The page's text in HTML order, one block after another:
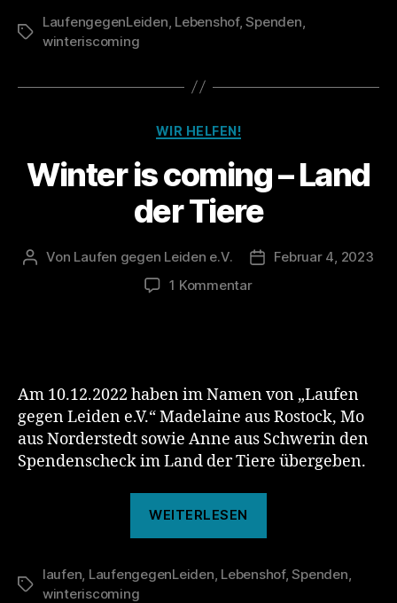
–
Schlagwörter
LaufengegenLeiden, Lebenshof,Spenden,
winteriscoming
Kategorien
WIR HELFEN!
Winter is coming – Land
der Tiere
Beitragsautor
Von Laufen gegen Leiden e.V.
Februar 4, 2023
1 Kommentarzu
der
Tiere
Am 10.12.2022 haben im Namen von „Laufen
gegen Leiden e.V.“ Madelaine aus Rostock, Mo
aus Norderstedt sowie Anne aus Schwerin den
Spendenscheck im Land der Tiere übergeben.
WEITERLESEN
–
Schlagwörter
laufen, LaufengegenLeiden, Lebenshof,Spenden,
winteriscoming